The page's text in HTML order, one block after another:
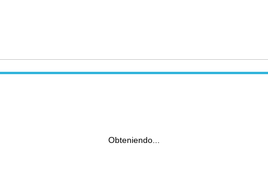
Obteniendo...